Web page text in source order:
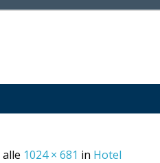
alle 1024 × 681 in Hotel